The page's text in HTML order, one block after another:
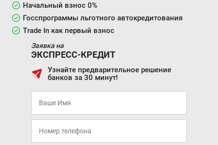
Начальный взнос 0%
Госспрограммы льготного автокредитования
Trade In как первый взнос
Заявка на
ЭКСПРЕСС-КРЕДИТ
Узнайте предварительное решение
банков за 30 минут!